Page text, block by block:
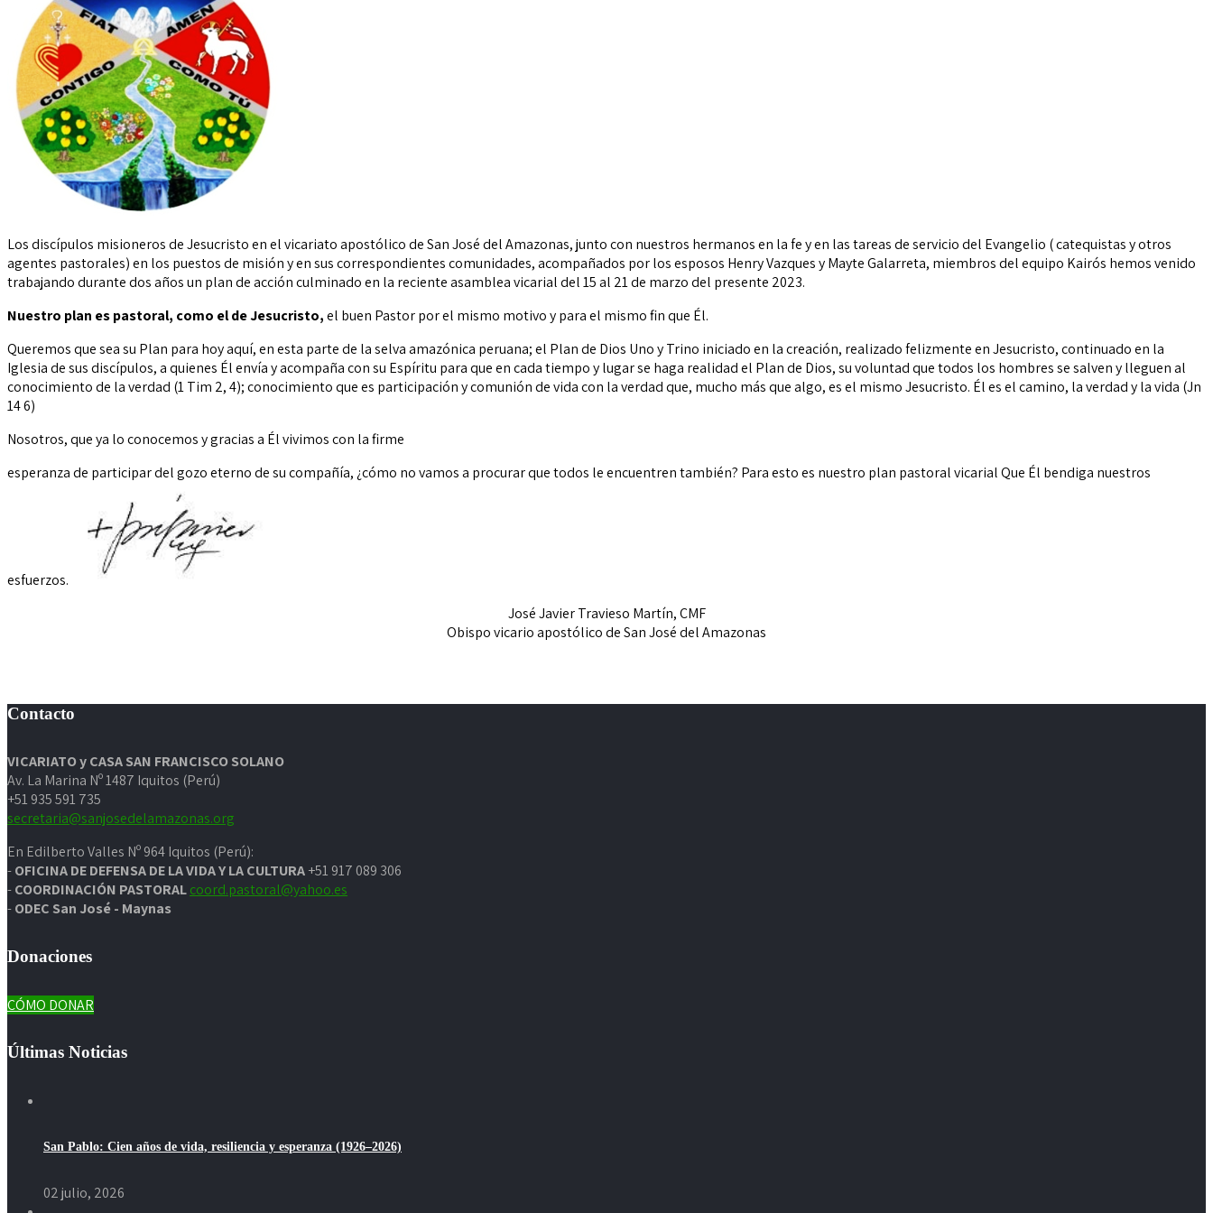
Losdiscípulos misioneros de Jesucristo en el vicariato apostólicode San José del Amazonas, junto con nuestros hermanos en la fe yen las tareas de servicio del Evangelio ( catequistas yotros
agentes pastorales) en los puestos de misión y en suscorrespondientes comunidades, acompañados por los esposos Henry Vazques y Mayte Galarreta, miembros del equipo Kairós hemos venido
trabajando durante dos años un plan de acciónculminado en la reciente asamblea vicarial del 15 al 21 de marzodel presente 2023.
Nuestro plan es pastoral, como el de Jesucristo,el buen Pastor por el mismo motivo y para el mismo fin que Él.
Queremos que sea su Plan para hoy aquí, en esta parte de la selvaamazónica peruana; el Plan de Dios Uno y Trino iniciadoen la creación, realizado felizmente en Jesucristo,continuadoen la
Iglesia de sus discípulos, a quienes Él envía y acompaña con su Espíritu para que en cada tiempo ylugar se haga realidad el Plan de Dios, su voluntad que todos los hombres se salven y lleguen al
conocimiento de la verdad (1 Tim 2, 4); conocimiento que es participación y comunión de vida con laverdad que, mucho más que algo, es el mismo Jesucristo. Él es elcamino, la verdad y la vida (Jn
14 6)
Nosotros,que ya lo conocemos y gracias a Él vivimos con la firme
esperanza de participar del gozo eterno de su compañía, ¿cómo no vamos a procurar que todos le encuentren también? Para esto es nuestro plan pastoral vicarial Que Él bendiga nuestros
esfuerzos.
José Javier Travieso Martín, CMF
Obispo vicario apostólico de San José del Amazonas
Contacto
VICARIATO y CASA SAN FRANCISCO SOLANO
Av. La Marina Nº 1487 Iquitos (Perú)
+51 935 591 735
secretaria@sanjosedelamazonas.org
En Edilberto Valles Nº 964 Iquitos (Perú):
-OFICINA DE DEFENSA DE LA VIDA Y LA CULTURA+51 917 089 306
-COORDINACIÓN PASTORALcoord.pastoral@yahoo.es
-ODEC San José - Maynas
Donaciones
CÓMO DONAR
Últimas Noticias
San Pablo: Cien años de vida, resiliencia y esperanza (1926–2026)
02 julio, 2026